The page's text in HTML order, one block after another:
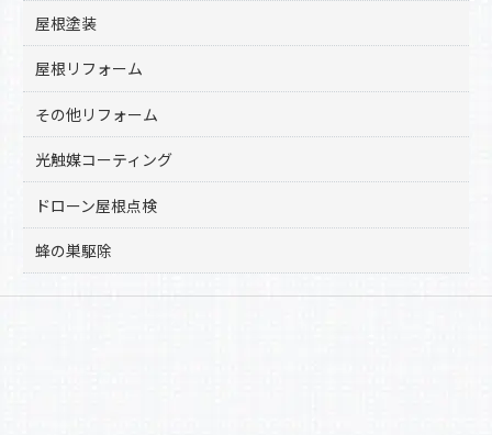
屋根塗装
屋根リフォーム
その他リフォーム
光触媒コーティング
ドローン屋根点検
蜂の巣駆除